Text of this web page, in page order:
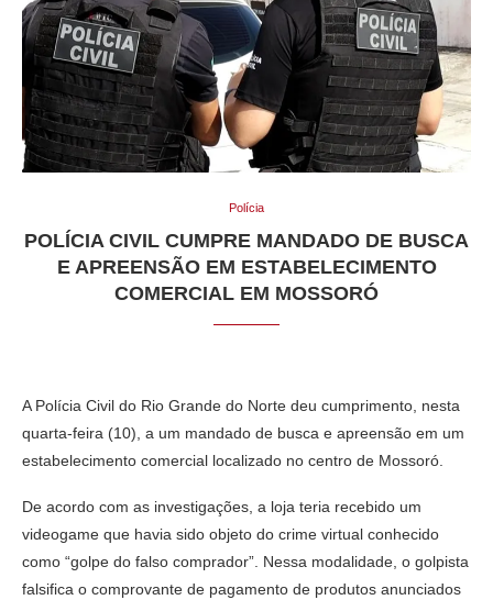
Polícia
POLÍCIA CIVIL CUMPRE MANDADO DE BUSCA
E APREENSÃO EM ESTABELECIMENTO
COMERCIAL EM MOSSORÓ
A Polícia Civil do Rio Grande do Norte deu cumprimento, nesta
quarta-feira (10), a um mandado de busca e apreensão em um
estabelecimento comercial localizado no centro de Mossoró.
De acordo com as investigações, a loja teria recebido um
videogame que havia sido objeto do crime virtual conhecido
como “golpe do falso comprador”. Nessa modalidade, o golpista
falsifica o comprovante de pagamento de produtos anunciados